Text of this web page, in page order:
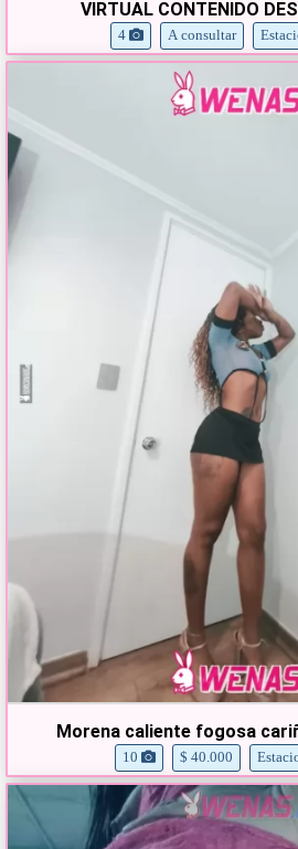
VIRTUAL CONTENIDO
4 A consultar
Morena caliente fogosa
10 $ 40.000